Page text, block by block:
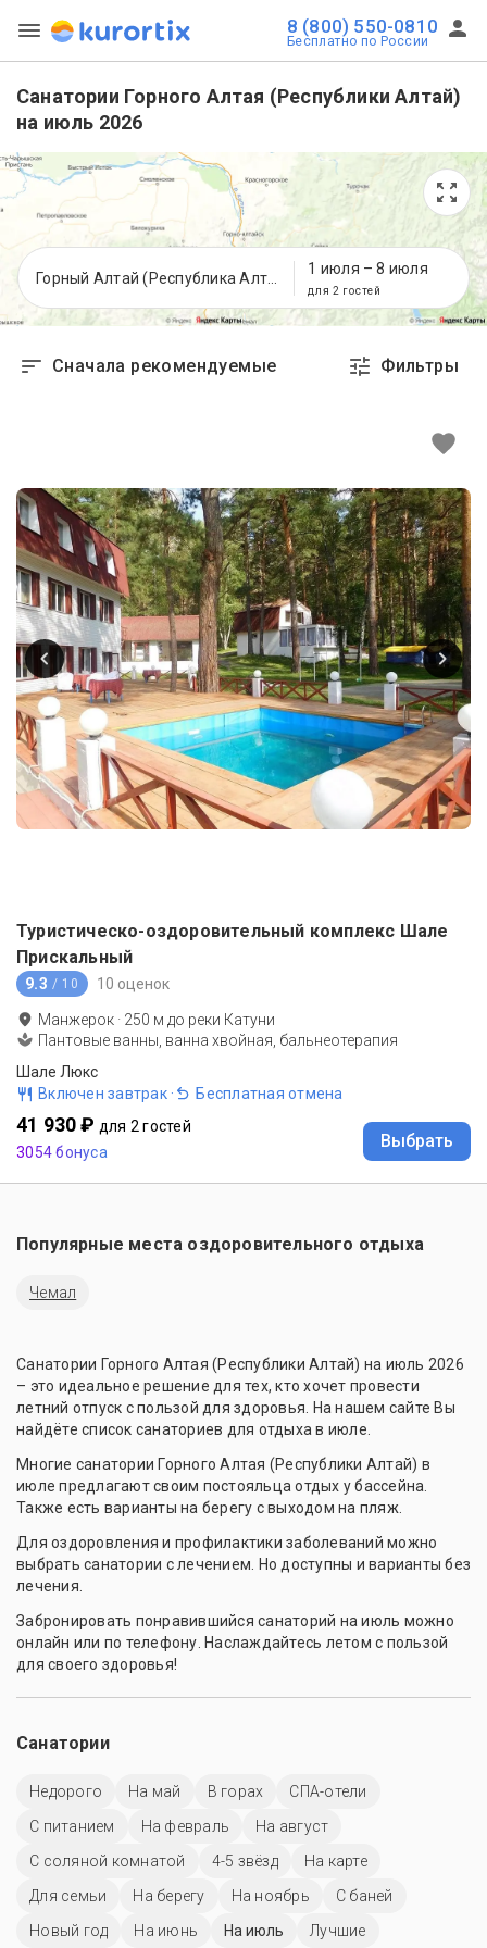
8 (800) 550-0810
Бесплатно по России
Санатории Горного Алтая (Республики Алтай)
на июль 2026
1 июля –8 июля
для 2 гостей
Сначала рекомендуемые Фильтры
Туристическо-оздоровительный комплекс Шале
Прискальный
9.3 / 10 10 оценок
Манжерок · 250 м до реки Катуни
Пантовые ванны, ванна хвойная, бальнеотерапия
Шале Люкс
Включен завтрак· Бесплатная отмена
41 930 ₽ для 2 гостей
3054 бонуса
Выбрать
Популярные места оздоровительного отдыха
Чемал
Санатории Горного Алтая (Республики Алтай) на июль 2026
– это идеальное решение для тех, кто хочет провести
летний отпуск с пользой для здоровья. На нашем сайте Вы
найдёте список санаториев для отдыха в июле.
Многие санатории Горного Алтая (Республики Алтай) в
июле предлагают своим постояльца отдых у бассейна.
Также есть варианты на берегу с выходом на пляж.
Для оздоровления и профилактики заболеваний можно
выбрать санатории с лечением. Но доступны и варианты без
лечения.
Забронировать понравившийся санаторий на июль можно
онлайн или по телефону. Наслаждайтесь летом с пользой
для своего здоровья!
Санатории
Недорого На май В горах
СПА-отели
С питанием
На февраль
На август
С соляной комнатой
4-5 звёзд
На карте
Для семьи
На берегу На ноябрь
С баней
Новый год
На июнь На июль Лучшие